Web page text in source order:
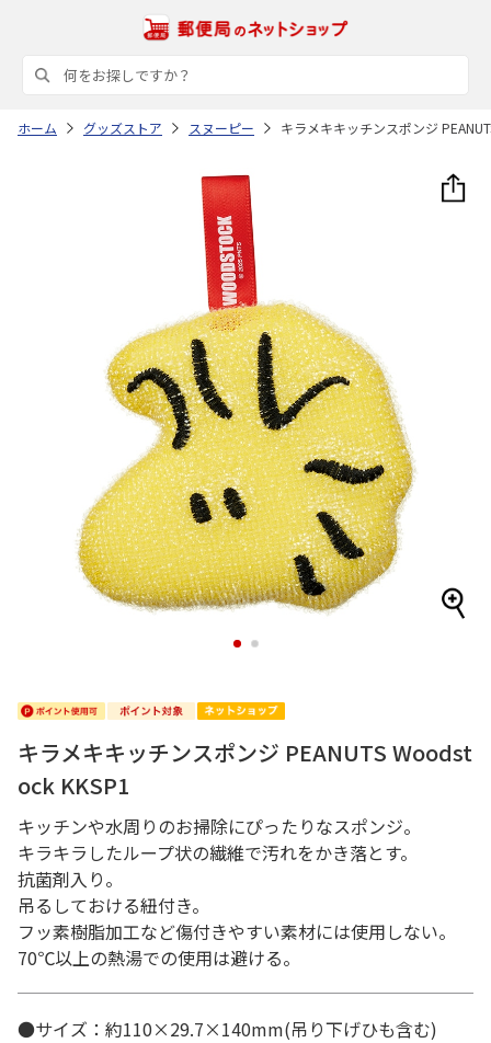
ホーム グッズストア スヌーピー キラメキキッチンスポンジ
1 2
キラメキキッチンスポンジ PEANUTS Woodst
ock KKSP1
キッチンや水周りのお掃除にぴったりなスポンジ。
キラキラしたループ状の繊維で汚れをかき落とす。
抗菌剤入り。
吊るしておける紐付き。
フッ素樹脂加工など傷付きやすい素材には使用しない。
70℃以上の熱湯での使用は避ける。
●サイズ：約110×29.7×140mm(吊り下げひも含む)